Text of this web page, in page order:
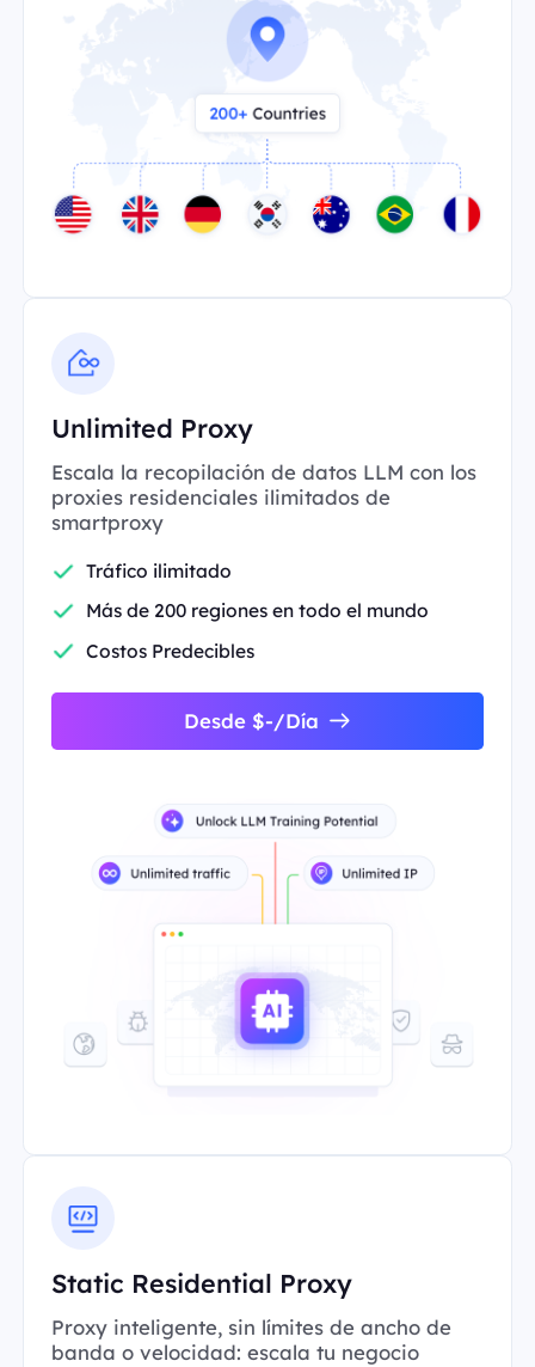
Unlimited Proxy
Escala la recopilación de datos LLM con los
proxies residenciales ilimitados de
smartproxy
Tráfico ilimitado
Más de 200 regiones en todo el mundo
Costos Predecibles
Desde $-/Día
Static Residential Proxy
Proxy inteligente, sin límites de ancho de
banda o velocidad: escala tu negocio